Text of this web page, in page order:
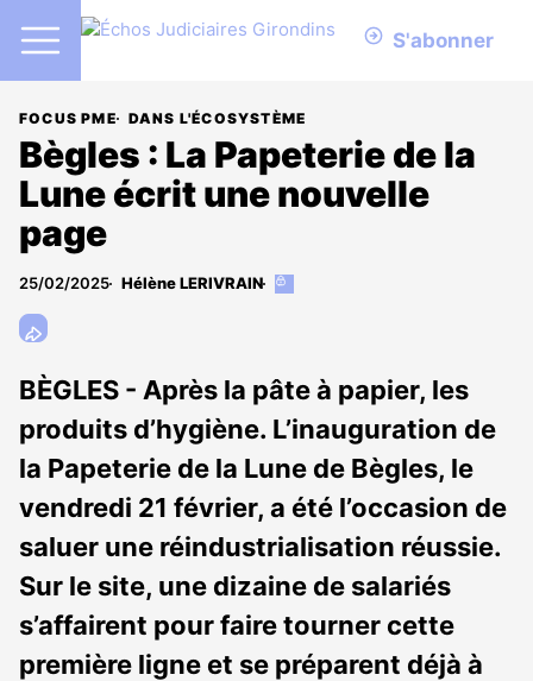
S'abonner
FOCUS PME DANS L'ÉCOSYSTÈME
Bègles : La Papeterie de la
Lune écrit une nouvelle
page
25/02/2025 Hélène LERIVRAIN
Cet
aux
abonnés
BÈGLES - Après la pâte à papier, les
produits d’hygiène. L’inauguration de
la Papeterie de la Lune de Bègles, le
vendredi 21 février, a été l’occasion de
saluer une réindustrialisation réussie.
Sur le site, une dizaine de salariés
s’affairent pour faire tourner cette
première ligne et se préparent déjà à